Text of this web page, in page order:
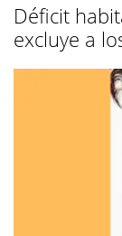
Déficit
excluye a